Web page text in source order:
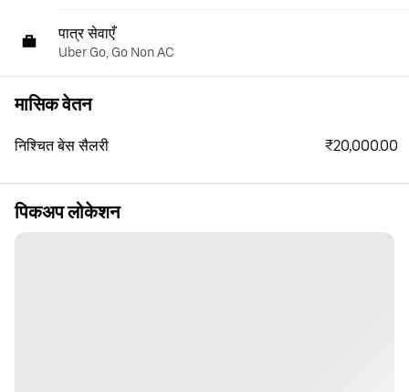
पात्र सेवाएँ
Uber Go, Go Non AC
मासिक वेतन
निश्चित बेस सैलरी ₹20,000.00
पिकअप लोकेशन